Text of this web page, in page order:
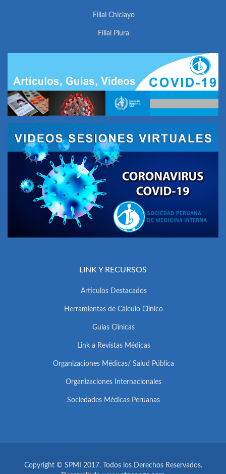
Filial Chiclayo
Filial Piura
LINK Y RECURSOS
Artículos Destacados
Herramientas de Cálculo Clínico
Guías Clínicas
Link a Revistas Médicas
Organizaciones Médicas/ Salud Pública
Organizaciones Internacionales
Sociedades Médicas Peruanas
Copyright © SPMI 2017. Todos los Derechos Reservados.